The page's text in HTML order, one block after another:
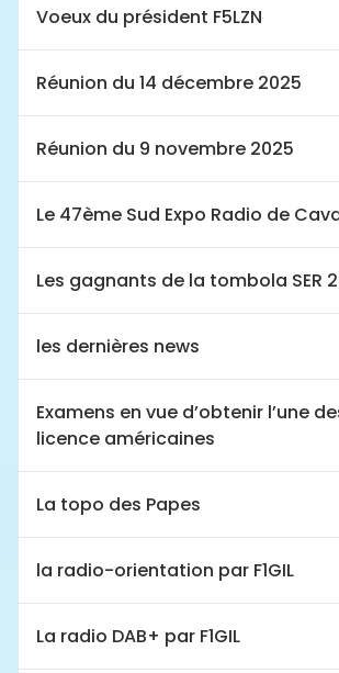
Voeux du président F5LZN
Réunion du 14 décembre 2025
Réunion du 9 novembre 2025
Le 47ème Sud Expo Radio de
Les gagnants de la tombola SER
les dernières news
Examens en vue d’obtenir l’une
licence américaines
La topo des Papes
la radio-orientation par F1GIL
La radio DAB+ par F1GIL